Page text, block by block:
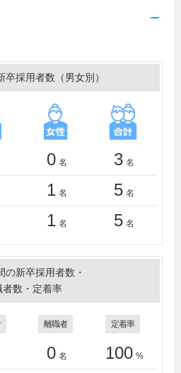
卒採用者数（男女別）
0 名 3 名
1 名 5 名
1 名 5 名
の新卒採用者数・
者数・定着率
離職者 定着率
0 名 100 %